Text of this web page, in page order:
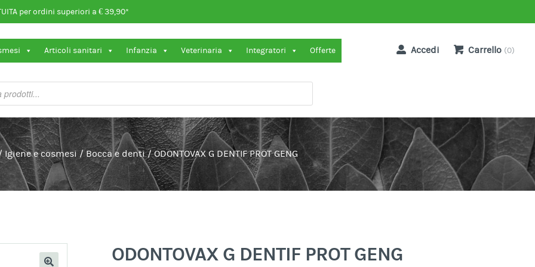
per ordini superiori a € 39,90*
Articoli sanitari Infanzia Veterinaria Integratori Offerte Accedi Carrello (0)
Igiene e cosmesi /Bocca e denti /ODONTOVAX G DENTIF PROT GENG
ODONTOVAX G DENTIF PROT GENG